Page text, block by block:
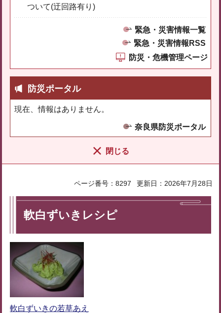
ついて(迂回路有り)
緊急・災害情報一覧
緊急・災害情報RSS
防災・危機管理ページ
防災ポータル
現在、情報はありません。
奈良県防災ポータル
閉じる
ページ番号：8297 更新日：2026年7月28日
軟白ずいきレシピ
軟白ずいきの若草あえ